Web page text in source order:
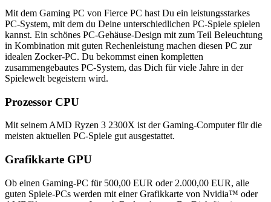
Mit dem Gaming PC von Fierce PC hast Du ein leistungsstarkes
PC-System, mit dem du Deine unterschiedlichen PC-Spiele spielen
kannst. Ein schönes PC-Gehäuse-Design mit zum Teil Beleuchtung
in Kombination mit guten Rechenleistung machen diesen PC zur
idealen Zocker-PC. Du bekommst einen kompletten
zusammengebautes PC-System, das Dich für viele Jahre in der
Spielewelt begeistern wird.
Prozessor CPU
Mit seinem AMD Ryzen 3 2300X ist der Gaming-Computer für die
meisten aktuellen PC-Spiele gut ausgestattet.
Grafikkarte GPU
Ob einen Gaming-PC für 500,00 EUR oder 2.000,00 EUR, alle
guten Spiele-PCs werden mit einer Grafikkarte von Nvidia™ oder